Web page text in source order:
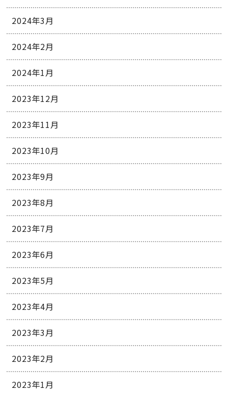
2024年3月
2024年2月
2024年1月
2023年12月
2023年11月
2023年10月
2023年9月
2023年8月
2023年7月
2023年6月
2023年5月
2023年4月
2023年3月
2023年2月
2023年1月